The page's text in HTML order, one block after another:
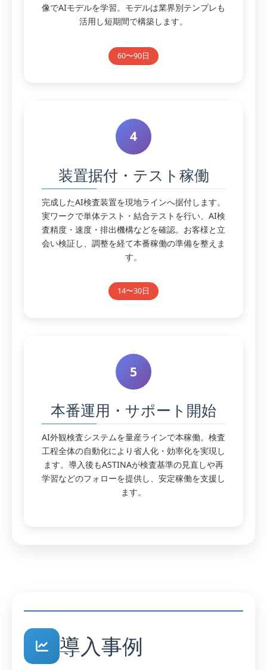
像でAIモデルを学習。モデルは業界別テンプレも
活用し短期間で構築します。
60〜90日
4
装置据付・テスト稼働
完成したAI検査装置を現地ラインへ据付します。
実ワークで単体テスト・結合テストを行い、AI検
査精度・速度・排出機構などを確認。お客様と立
会い検証し、調整を経て本番稼働の準備を整えま
す。
14〜30日
5
本番運用・サポート開始
AI外観検査システムを量産ラインで本稼働。検査
工程全体の自動化により省人化・効率化を実現し
ます。導入後もASTINAが検査基準の見直しや再
学習などのフォローを提供し、安定稼働を支援し
ます。
導入事例